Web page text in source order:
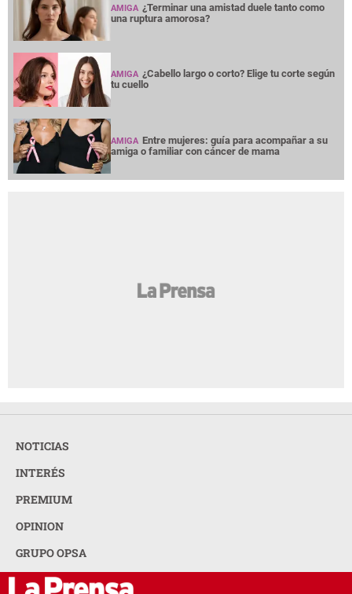
AMIGA ¿Terminar una amistad duele tanto como
una ruptura amorosa?
AMIGA ¿Cabello largo o corto? Elige tu corte según
tu cuello
AMIGA Entre mujeres: guía para acompañar a su
amiga o familiar con cáncer de mama
NOTICIAS
INTERÉS
PREMIUM
OPINION
GRUPO OPSA